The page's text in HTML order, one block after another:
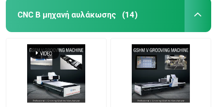
CNC Β μηχανή αυλάκωσης (14)